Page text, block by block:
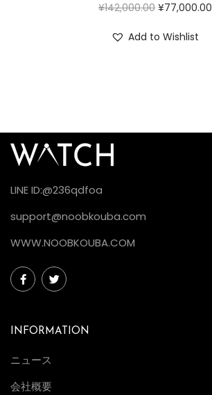
¥142,000.00 ¥77,000.00
Add to Wishlist
LINE ID:@236qdfoa
support@noobkouba.com
WWW.NOOBKOUBA.COM
INFORMATION
ニュース
会社概要